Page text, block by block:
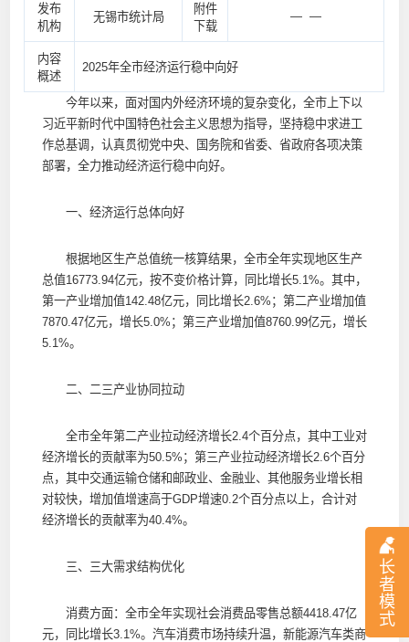
长
者
模
式
发布
机构
无锡市统计局
附件
下载
— —
内容
概述
2025年全市经济运行稳中向好
今年以来，面对国内外经济环境的复杂变化，全市上下以
习近平新时代中国特色社会主义思想为指导，坚持稳中求进工
作总基调，认真贯彻党中央、国务院和省委、省政府各项决策
部署，全力推动经济运行稳中向好。
一、经济运行总体向好
根据地区生产总值统一核算结果，全市全年实现地区生产
总值16773.94亿元，按不变价格计算，同比增长5.1%。其中，
第一产业增加值142.48亿元，同比增长2.6%；第二产业增加值
7870.47亿元，增长5.0%；第三产业增加值8760.99亿元，增长
5.1%。
二、二三产业协同拉动
全市全年第二产业拉动经济增长2.4个百分点，其中工业对
经济增长的贡献率为50.5%；第三产业拉动经济增长2.6个百分
点，其中交通运输仓储和邮政业、金融业、其他服务业增长相
对较快，增加值增速高于GDP增速0.2个百分点以上，合计对
经济增长的贡献率为40.4%。
三、三大需求结构优化
消费方面：全市全年实现社会消费品零售总额4418.47亿
元，同比增长3.1%。汽车消费市场持续升温，新能源汽车类商